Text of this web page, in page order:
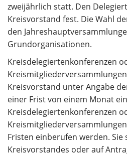
zweijährlich statt. Den
Kreisvorstand fest. Die Wahl
den
Grundorganisationen.
Kreisdelegiertenkonferenzen
Kreisvorstand unter Angabe
einer Frist von einem Monat
Kreisdelegiertenkonferenzen
Fristen einberufen werden. Sie
Kreisvorstandes oder auf